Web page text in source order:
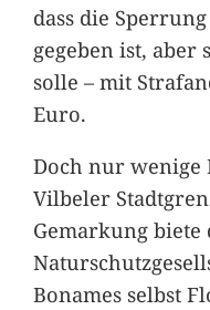
dass die
gegeben ist, aber
solle – mit
Euro.
Doch nur wenige
Vilbeler
Gemarkung biete
Bonames selbst